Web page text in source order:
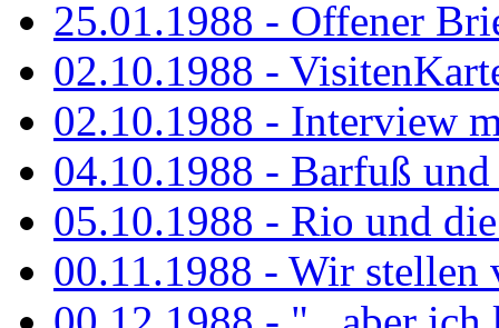
25.01.1988 - Offener
02.10.1988 -
02.10.1988 - Interview
04.10.1988 - Barfuß und
05.10.1988 - Rio und
00.11.1988 - Wir stellen